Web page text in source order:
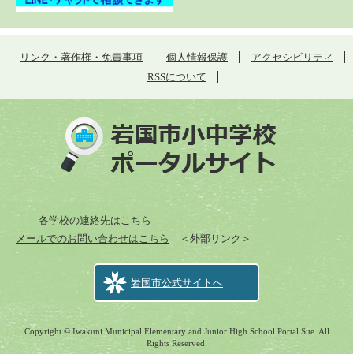
リンク・著作権・免責事項 個人情報保護
アクセシビリティ
RSSについて
各学校の連絡先はこちら
メールでのお問い合わせはこちら
＜外部リンク＞
岩国市公式サイトへ
Copyright © Iwakuni Municipal Elementary and Junior High School Portal Site. All
Rights Reserved.